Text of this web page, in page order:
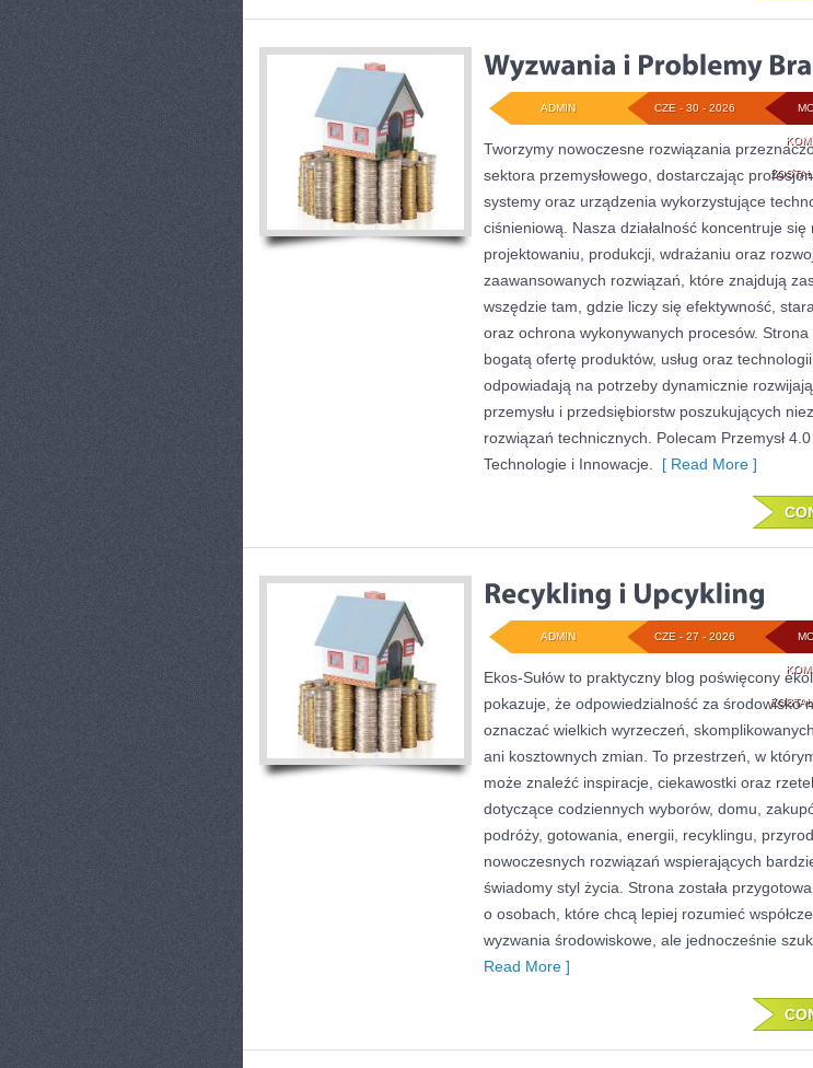
CZE - 30 - 2026
ADMIN
Tworzymy nowoczesne rozwiązania
sektora przemysłowego, dostarczając
systemy oraz urządzenia wykorzystujące
ciśnieniową. Nasza działalność koncentruje się
projektowaniu, produkcji, wdrażaniu oraz
zaawansowanych rozwiązań, które znajdują
wszędzie tam, gdzie liczy się efektywność,
oraz ochrona wykonywanych procesów. Strona
bogatą ofertę produktów, usług oraz
odpowiadają na potrzeby dynamicznie
przemysłu i przedsiębiorstw poszukujących
rozwiązań technicznych. Polecam Przemysł
Technologie i Innowacje.
[ Read More ]
CZE - 27 - 2026
ADMIN
Ekos-Sułów to praktyczny blog poświęcony
pokazuje, że odpowiedzialność za środowisko
oznaczać wielkich wyrzeczeń,
ani kosztownych zmian. To przestrzeń, w
może znaleźć inspiracje, ciekawostki oraz
dotyczące codziennych wyborów, domu,
podróży, gotowania, energii, recyklingu,
nowoczesnych rozwiązań wspierających
świadomy styl życia. Strona została
o osobach, które chcą lepiej rozumieć
wyzwania środowiskowe, ale jednocześnie
Read More ]